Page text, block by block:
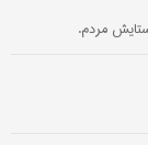
مردم.